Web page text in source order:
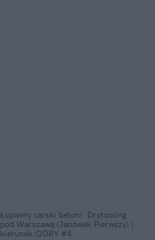
Łupiemy carski beton!  Drytooling
pod Warszawą (Janówek Pierwszy) |
kierunek:GÓRY #4